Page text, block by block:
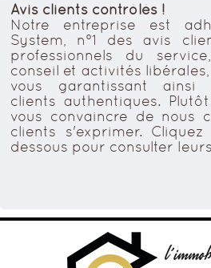
Avis clients contrôlés !
Notre entreprise est
System, n°1 des avis
professionnels du
conseil et activités
vous garantissant ainsi
clients authentiques.
vous convaincre de nous
clients s'exprimer.
dessous pour consulter